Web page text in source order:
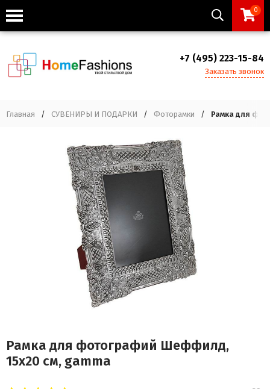
0
+7 (495) 223-15-84
Заказать звонок
Главная / СУВЕНИРЫ И ПОДАРКИ / Фоторамки / Рамка для
Рамка для фотографий Шеффилд,
15x20 см, gamma